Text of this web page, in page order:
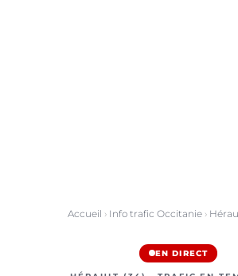
Accueil › Info trafic Occitanie ›
EN DIRECT